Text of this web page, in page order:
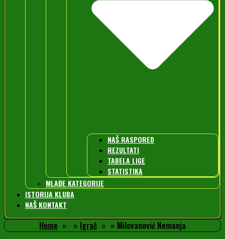
NAŠ RASPORED
REZULTATI
TABELA LIGE
STATISTIKA
MLAĐE KATEGORIJE
ISTORIJA KLUBA
NAŠ KONTAKT
Home Igrač
Milovanović Nemanja